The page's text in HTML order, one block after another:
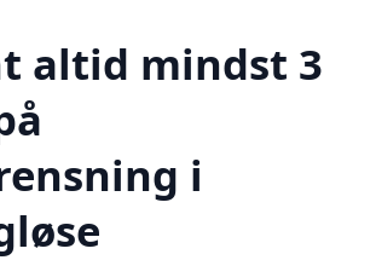
altid mindst 3
i